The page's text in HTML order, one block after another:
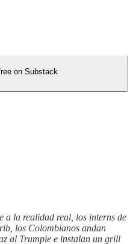
on Substack
a la realidad real, los interns de
los Colombianos andan
al Trumpie e instalan un grill